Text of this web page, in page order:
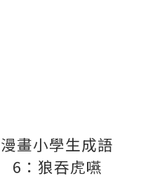
漫畫小學生成語
6：狼吞虎嚥